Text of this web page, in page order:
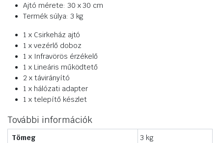
Ajtó mérete: 30 x 30 cm
Termék súlya: 3 kg
1 x Csirkeház ajtó
1 x vezérlő doboz
1 x Infravörös érzékelő
1 x Lineáris működtető
2 x távirányító
1 x hálózati adapter
1 x telepítő készlet
További információk
Tömeg 3 kg